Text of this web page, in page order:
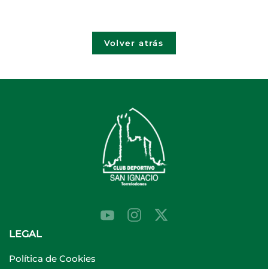
Volver atrás
LEGAL
Política de Cookies